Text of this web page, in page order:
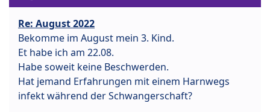
Re: August 2022
Bekomme im August mein 3. Kind.
Et habe ich am 22.08.
Habe soweit keine Beschwerden.
Hat jemand Erfahrungen mit einem Harnwegs
infekt während der Schwangerschaft?